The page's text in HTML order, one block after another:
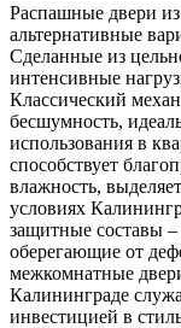
Распашные двери из
альтернативные
Сделанные из
интенсивные
Классический
бесшумность,
использования в
способствует
влажность,
условиях
защитные составы
оберегающие от
межкомнатные
Калининграде
инвестицией в